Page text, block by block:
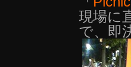
現場に
で、即